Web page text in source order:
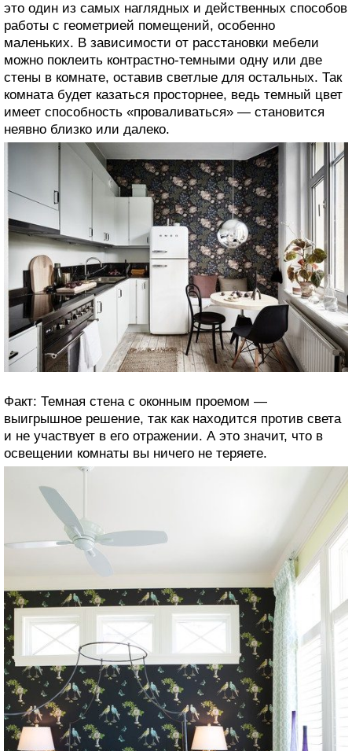
это один из самых наглядных и действенных способов
работы с геометрией помещений, особенно
маленьких. В зависимости от расстановки мебели
можно поклеить контрастно-темными одну или две
стены в комнате, оставив светлые для остальных. Так
комната будет казаться просторнее, ведь темный цвет
имеет способность «проваливаться» — становится
неявно близко или далеко.
Факт: Темная стена с оконным проемом —
выигрышное решение, так как находится против света
и не участвует в его отражении. А это значит, что в
освещении комнаты вы ничего не теряете.